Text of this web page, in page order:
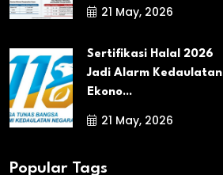
21 May, 2026
Sertifikasi Halal 2026
Jadi Alarm Kedaulatan
Ekono...
21 May, 2026
Popular Tags